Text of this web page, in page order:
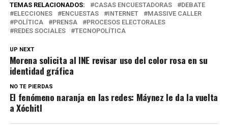
TEMAS RELACIONADOS: CASAS ENCUESTADORAS
DEBATE
ELECCIONES
ENCUESTAS INTERNET
MASSIVE CALLER
POLÍTICA
PRENSA
PROCESOS ELECTORALES
REDES SOCIALES
TECNOPOLÍTICA
UP NEXT
Morena solicita al INE revisar uso del color rosa en su
identidad gráfica
NO TE PIERDAS
El fenómeno naranja en las redes: Máynez le da la vuelta
a Xóchitl